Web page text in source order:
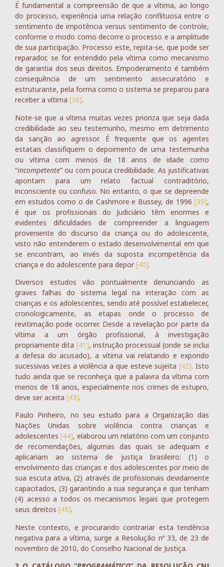
É fundamental a compreensão de que a vítima, ao longo
do processo, experiência uma relação conflituosa entre o
sentimento de impotência versus sentimento de controle,
conforme o modo como decorre o processo e a amplitude
de sua participação. Processo este, repita-se, que pode ser
reparador, se for entendido pela vítima como mecanismo
de garantia dos seus direitos. Empoderamento é também
consequência de um sentimento assecuratório e
estruturante, pela forma como o sistema se preparou para
receber a vítima [38].
Note-se que a vítima muitas vezes prioriza que seja dada
credibilidade ao seu testemunho, mesmo em detrimento
da sanção ao agressor. É frequente que os agentes
estatais classifiquem o depoimento de uma testemunha
ou vítima com menos de 18 anos de idade como
“incompetente” ou com pouca credibilidade. As justificativas
apontam para um relato factual contraditório,
inconsciente ou confuso. No entanto, o que se depreende
em estudos como o de Cashmore e Bussey, de 1996 [39],
é que os profissionais do Judiciário têm enormes e
evidentes dificuldades de compreender a linguagem
proveniente do discurso da criança ou do adolescente,
visto não entenderem o estado desenvolvimental em que
se encontram, ao invés da suposta incompetência da
criança e do adolescente para depor [40].
Diversos estudos vão pontualmente denunciando as
graves falhas do sistema legal na interação com as
crianças e os adolescentes, sendo até possível estabelecer,
cronologicamente, as etapas onde o processo de
revitimação pode ocorrer. Desde a revelação por parte da
vítima a um órgão profissional, à investigação
propriamente dita [41], instrução processual (onde se inclui
a defesa do acusado), a vítima vai relatando e expondo
sucessivas vezes a violência a que esteve sujeita[42]. Isto
tudo ainda que se reconheça que a palavra da vítima com
menos de 18 anos, especialmente nos crimes de estupro,
deve ser aceita [43].
Paulo Pinheiro, no seu estudo para a Organização das
Nações Unidas sobre violência contra crianças e
adolescentes [44], elaborou um relatório com um conjunto
de recomendações, algumas das quais se adequam e
aplicariam ao sistema de justiça brasileiro: (1) o
envolvimento das crianças e dos adolescentes por meio de
sua escuta ativa, (2) através de profissionais devidamente
capacitados, (3) garantindo a sua segurança e que tenham
(4) acesso a todos os mecanismos legais que protegem
seus direitos [45].
Neste contexto, e procurando contrariar esta tendência
negativa para a vítima, surge a Resolução nº 33, de 23 de
novembro de 2010, do Conselho Nacional de Justiça.